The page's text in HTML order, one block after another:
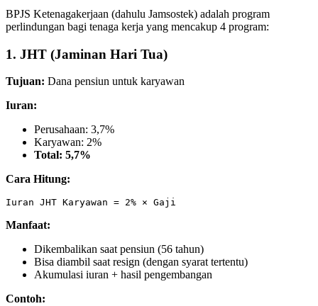
BPJS Ketenagakerjaan (dahulu Jamsostek) adalah program
perlindungan bagi tenaga kerja yang mencakup 4 program:
1. JHT (Jaminan Hari Tua)
Tujuan: Dana pensiun untuk karyawan
Iuran:
Perusahaan: 3,7%
Karyawan: 2%
Total: 5,7%
Cara Hitung:
Manfaat:
Dikembalikan saat pensiun (56 tahun)
Bisa diambil saat resign (dengan syarat tertentu)
Akumulasi iuran + hasil pengembangan
Contoh: